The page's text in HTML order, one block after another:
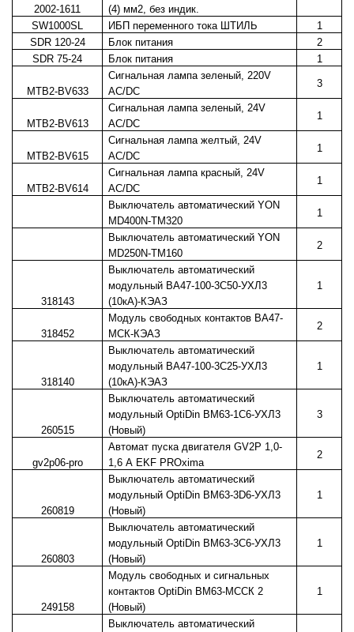
2002-1611
(4) мм2, без индик.
SW1000SL ИБП переменного тока ШТИЛЬ
1
SDR 120-24
Блок питания
2
SDR 75-24
Блок питания 1
MTB2-BV633
Сигнальная лампа зеленый, 220V
AC/DC
3
MTB2-BV613
Сигнальная лампа зеленый, 24V
AC/DC
1
MTB2-BV615
Сигнальная лампа желтый, 24V
AC/DC
1
MTB2-BV614
Сигнальная лампа красный, 24V
AC/DC
1
Выключатель автоматический YON
MD400N-TM320
1
Выключатель автоматический YON
MD250N-TM160
2
318143
Выключатель автоматический
модульный ВА47-100-3C50-УХЛ3
(10кА)-КЭАЗ
1
318452
Модуль свободных контактов ВА47-
МСК-КЭАЗ
2
318140
Выключатель автоматический
модульный ВА47-100-3C25-УХЛ3
(10кА)-КЭАЗ
1
260515
Выключатель автоматический
модульный OptiDin BM63-1C6-УХЛ3
(Новый)
3
gv2p06-pro
Автомат пуска двигателя GV2P 1,0-
1,6 А EKF PROxima
2
260819
Выключатель автоматический
модульный OptiDin BM63-3D6-УХЛ3
(Новый)
1
260803
Выключатель автоматический
модульный OptiDin BM63-3C6-УХЛ3
(Новый)
1
249158
Модуль свободных и сигнальных
контактов OptiDin BM63-МССК 2
(Новый)
1
Выключатель автоматический